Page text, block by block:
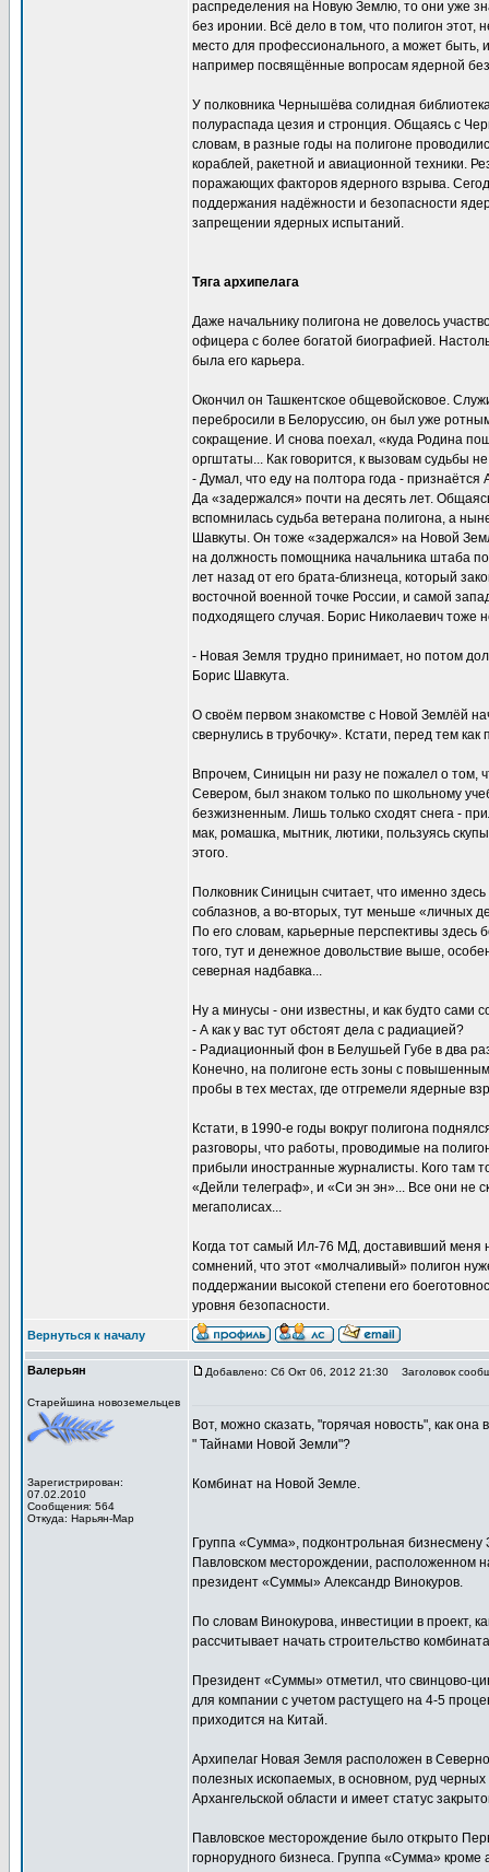
распределения на Новую Землю, то они уже
без иронии. Всё дело в том, что полигон
место для профессионального, а может быть,
например посвящённые вопросам ядерной
У полковника Чернышёва солидная
полураспада цезия и стронция. Общаясь с
словам, в разные годы на полигоне
кораблей, ракетной и авиационной техники.
поражающих факторов ядерного взрыва.
поддержания надёжности и безопасности
запрещении ядерных испытаний.
Тяга архипелага
Даже начальнику полигона не довелось
офицера с более богатой биографией.
была его карьера.
Окончил он Ташкентское общевойсковое.
перебросили в Белоруссию, он был уже
сокращение. И снова поехал, «куда Родина
оргштаты... Как говорится, к вызовам судьбы
- Думал, что еду на полтора года - признаётся
Да «задержался» почти на десять лет.
вспомнилась судьба ветерана полигона, а
Шавкуты. Он тоже «задержался» на Новой
на должность помощника начальника штаба
лет назад от его брата-близнеца, который
восточной военной точке России, и самой
подходящего случая. Борис Николаевич тоже
- Новая Земля трудно принимает, но потом
Борис Шавкута.
О своём первом знакомстве с Новой Землёй
свернулись в трубочку». Кстати, перед тем
Впрочем, Синицын ни разу не пожалел о том,
Севером, был знаком только по школьному
безжизненным. Лишь только сходят снега -
мак, ромашка, мытник, лютики, пользуясь
этого.
Полковник Синицын считает, что именно
соблазнов, а во-вторых, тут меньше «личных
По его словам, карьерные перспективы
того, тут и денежное довольствие выше,
северная надбавка...
Ну а минусы - они известны, и как будто сами
- А как у вас тут обстоят дела с радиацией?
- Радиационный фон в Белушьей Губе в два
Конечно, на полигоне есть зоны с
пробы в тех местах, где отгремели ядерные
Кстати, в 1990-е годы вокруг полигона
разговоры, что работы, проводимые на
прибыли иностранные журналисты. Кого там
«Дейли телеграф», и «Си эн эн»... Все они не
мегаполисах...
Когда тот самый Ил-76 МД, доставивший меня
сомнений, что этот «молчаливый» полигон
поддержании высокой степени его
уровня безопасности.
Вернуться к началу
Валерьян
Старейшина новоземельцев
Зарегистрирован:
07.02.2010
Сообщения: 564
Откуда: Нарьян-Мар
Добавлено: Сб Окт 06, 2012 21:30 Заголовок
Вот, можно сказать, "горячая новость", как она
" Тайнами Новой Земли"?
Комбинат на Новой Земле.
Группа «Сумма», подконтрольная бизнесмену
Павловском месторождении, расположенном
президент «Суммы» Александр Винокуров.
По словам Винокурова, инвестиции в проект,
рассчитывает начать строительство
Президент «Суммы» отметил, что свинцово-
для компании с учетом растущего на 4-5
приходится на Китай.
Архипелаг Новая Земля расположен в
полезных ископаемых, в основном, руд
Архангельской области и имеет статус
Павловское месторождение было открыто
горнорудного бизнеса. Группа «Сумма»